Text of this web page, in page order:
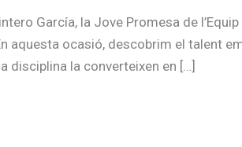
García, la Jove Promesa de
aquesta ocasió, descobrim el talent
disciplina la converteixen en […]